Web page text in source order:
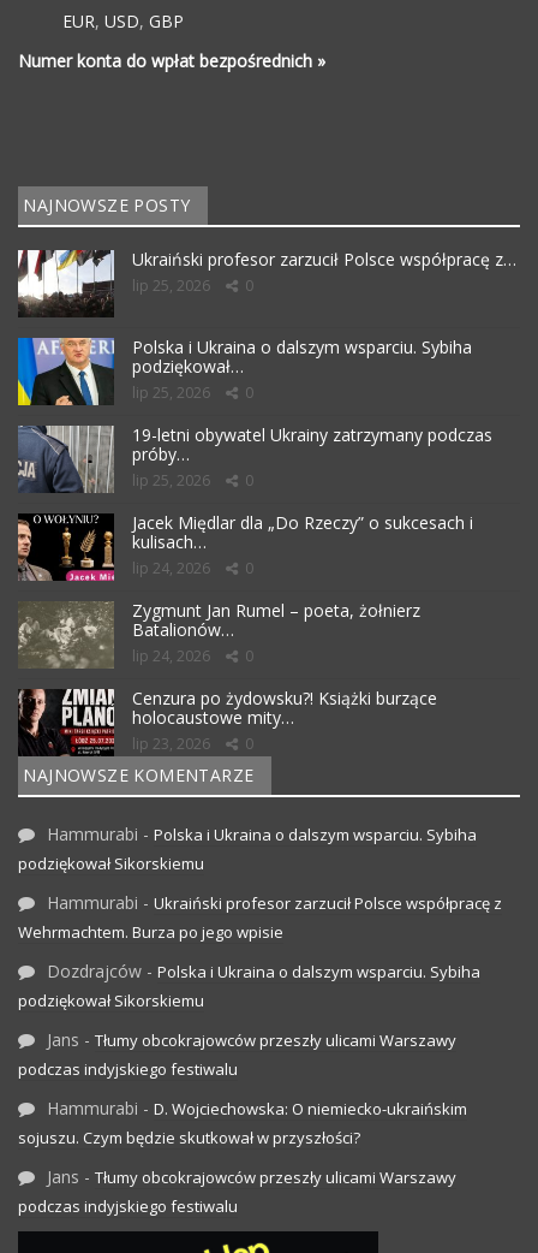
EUR, USD, GBP
Numer konta do wpłat bezpośrednich »
NAJNOWSZE POSTY
Ukraiński profesor zarzucił Polsce współpracę z…
lip 25, 2026 0
Polska i Ukraina o dalszym wsparciu. Sybiha
podziękował…
lip 25, 2026 0
19-letni obywatel Ukrainy zatrzymany podczas
próby…
lip 25, 2026 0
Jacek Międlar dla „Do Rzeczy” o sukcesach i
kulisach…
lip 24, 2026 0
Zygmunt Jan Rumel – poeta, żołnierz
Batalionów…
lip 24, 2026 0
Cenzura po żydowsku?! Książki burzące
holocaustowe mity…
lip 23, 2026 0
NAJNOWSZE KOMENTARZE
Hammurabi - Polska i Ukraina o dalszym wsparciu. Sybiha
podziękował Sikorskiemu
Hammurabi - Ukraiński profesor zarzucił Polsce współpracę z
Wehrmachtem. Burza po jego wpisie
Dozdrajców - Polska i Ukraina o dalszym wsparciu. Sybiha
podziękował Sikorskiemu
Jans - Tłumy obcokrajowców przeszły ulicami Warszawy
podczas indyjskiego festiwalu
Hammurabi - D. Wojciechowska: O niemiecko-ukraińskim
sojuszu. Czym będzie skutkował w przyszłości?
Jans - Tłumy obcokrajowców przeszły ulicami Warszawy
podczas indyjskiego festiwalu